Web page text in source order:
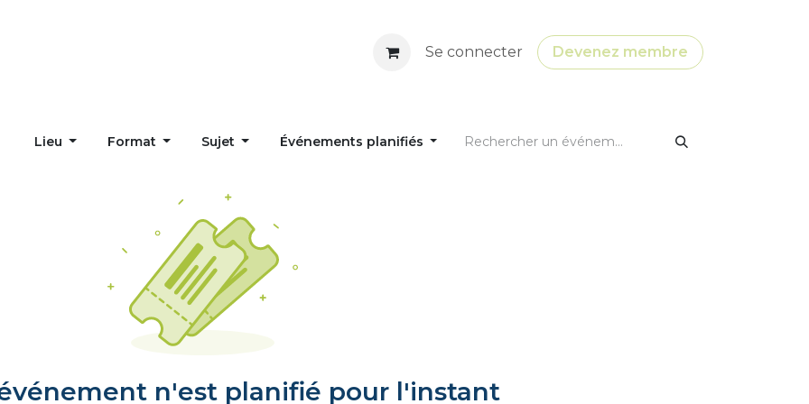
Se connecter Devenez membre
Lieu Format Sujet Événements planifiés
n'est planifié pour l'instant